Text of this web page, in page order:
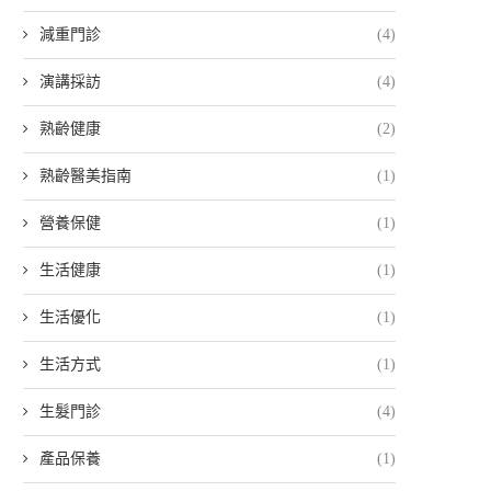
減重門診 (4)
演講採訪 (4)
熟齡健康 (2)
熟齡醫美指南 (1)
營養保健 (1)
生活健康 (1)
生活優化 (1)
生活方式 (1)
生髮門診 (4)
產品保養 (1)